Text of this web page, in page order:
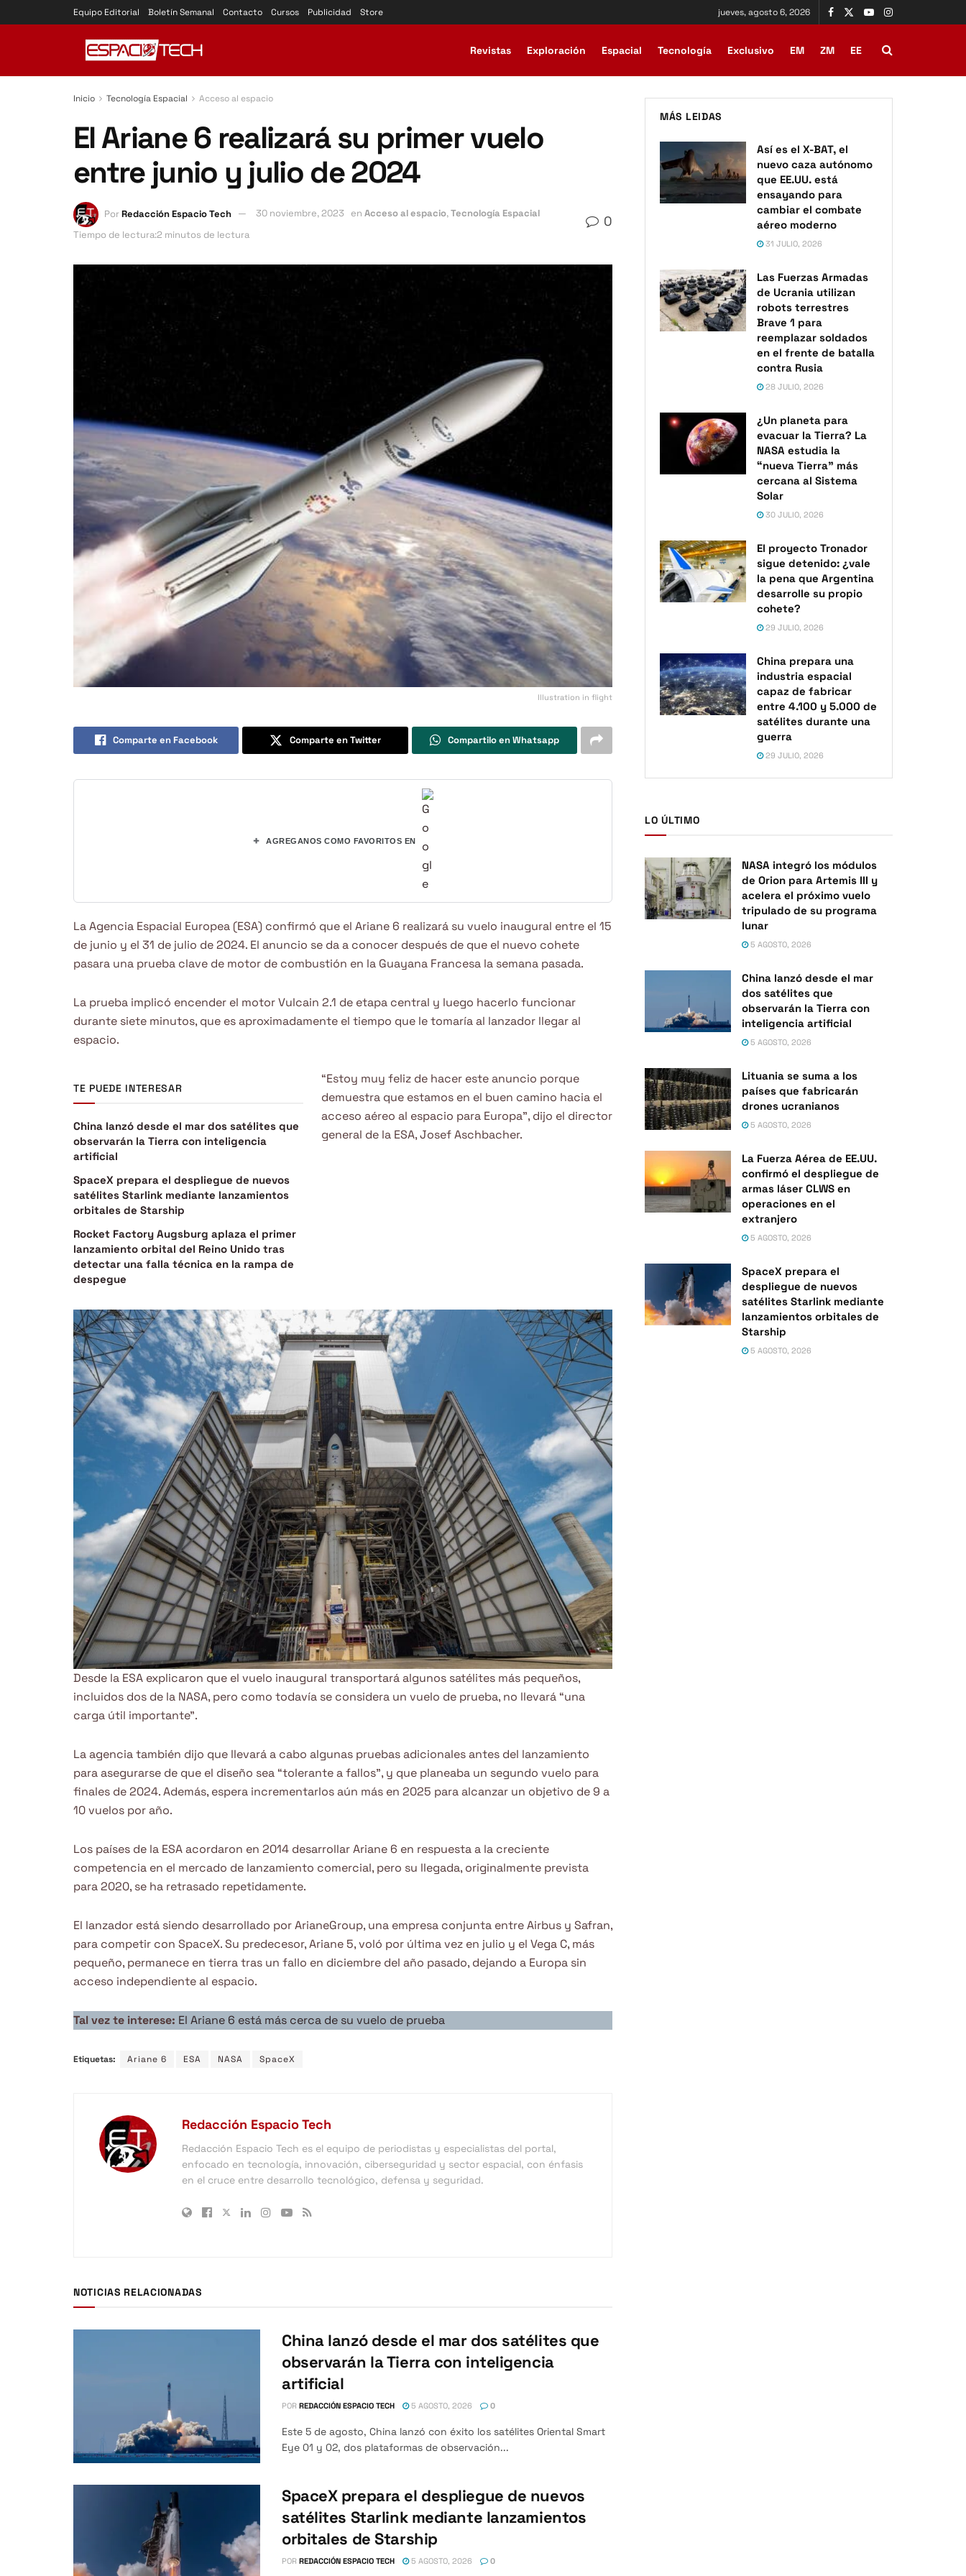
Equipo Editorial Boletín Semanal Contacto Cursos Publicidad Store jueves, agosto 6, 2026
Revistas Exploración Espacial Tecnología Exclusivo EM ZM EE
Inicio Tecnología Espacial Acceso al espacio
El Ariane 6 realizará su primer vuelo
entre junio y julio de 2024
PorRedacción Espacio Tech 30 noviembre, 2023 en Acceso al espacio,Tecnología Espacial
Tiempo de lectura:2 minutos de lectura
0
Illustration in flight
Comparte en Facebook Comparte en Twitter Compartilo en Whatsapp
+ AGREGANOS COMO FAVORITOS EN
La Agencia Espacial Europea (ESA) confirmó que el Ariane 6 realizará su vuelo inaugural entre el 15
de junio y el 31 de julio de 2024. El anuncio se da a conocer después de que el nuevo cohete
pasara una prueba clave de motor de combustión en la Guayana Francesa la semana pasada.
La prueba implicó encender el motor Vulcain 2.1 de etapa central y luego hacerlo funcionar
durante siete minutos, que es aproximadamente el tiempo que le tomaría al lanzador llegar al
espacio.
TE PUEDE INTERESAR
China lanzó desde el mar dos satélites que
observarán la Tierra con inteligencia
artificial
SpaceX prepara el despliegue de nuevos
satélites Starlink mediante lanzamientos
orbitales de Starship
Rocket Factory Augsburg aplaza el primer
lanzamiento orbital del Reino Unido tras
detectar una falla técnica en la rampa de
despegue
“Estoy muy feliz de hacer este anuncio porque
demuestra que estamos en el buen camino hacia el
acceso aéreo al espacio para Europa”, dijo el director
general de la ESA, Josef Aschbacher.
Desde la ESA explicaron que el vuelo inaugural transportará algunos satélites más pequeños,
incluidos dos de la NASA, pero como todavía se considera un vuelo de prueba, no llevará “una
carga útil importante”.
La agencia también dijo que llevará a cabo algunas pruebas adicionales antes del lanzamiento
para asegurarse de que el diseño sea “tolerante a fallos”, y que planeaba un segundo vuelo para
finales de 2024. Además, espera incrementarlos aún más en 2025 para alcanzar un objetivo de 9 a
10 vuelos por año.
Los países de la ESA acordaron en 2014 desarrollar Ariane 6 en respuesta a la creciente
competencia en el mercado de lanzamiento comercial, pero su llegada, originalmente prevista
para 2020, se ha retrasado repetidamente.
El lanzador está siendo desarrollado por ArianeGroup, una empresa conjunta entre Airbus y Safran,
para competir con SpaceX. Su predecesor, Ariane 5, voló por última vez en julio y el Vega C, más
pequeño, permanece en tierra tras un fallo en diciembre del año pasado, dejando a Europa sin
acceso independiente al espacio.
Tal vez te interese: El Ariane 6 está más cerca de su vuelo de prueba
Etiquetas: Ariane 6 ESA NASA SpaceX
Redacción Espacio Tech
Redacción Espacio Tech es el equipo de periodistas y especialistas del portal,
enfocado en tecnología, innovación, ciberseguridad y sector espacial, con énfasis
en el cruce entre desarrollo tecnológico, defensa y seguridad.
NOTICIAS RELACIONADAS
China lanzó desde el mar dos satélites que
observarán la Tierra con inteligencia
artificial
POR REDACCIÓN ESPACIO TECH 5 AGOSTO, 2026 0
Este 5 de agosto, China lanzó con éxito los satélites Oriental Smart
Eye 01 y 02, dos plataformas de observación...
SpaceX prepara el despliegue de nuevos
satélites Starlink mediante lanzamientos
orbitales de Starship
POR REDACCIÓN ESPACIO TECH 5 AGOSTO, 2026 0
MÁS LEIDAS
Así es el X-BAT, el
nuevo caza autónomo
que EE.UU. está
ensayando para
cambiar el combate
aéreo moderno
31 JULIO, 2026
Las Fuerzas Armadas
de Ucrania utilizan
robots terrestres
Brave 1 para
reemplazar soldados
en el frente de batalla
contra Rusia
28 JULIO, 2026
¿Un planeta para
evacuar la Tierra? La
NASA estudia la
“nueva Tierra” más
cercana al Sistema
Solar
30 JULIO, 2026
El proyecto Tronador
sigue detenido: ¿vale
la pena que Argentina
desarrolle su propio
cohete?
29 JULIO, 2026
China prepara una
industria espacial
capaz de fabricar
entre 4.100 y 5.000 de
satélites durante una
guerra
29 JULIO, 2026
LO ÚLTIMO
NASA integró los módulos
de Orion para Artemis III y
acelera el próximo vuelo
tripulado de su programa
lunar
5 AGOSTO, 2026
China lanzó desde el mar
dos satélites que
observarán la Tierra con
inteligencia artificial
5 AGOSTO, 2026
Lituania se suma a los
países que fabricarán
drones ucranianos
5 AGOSTO, 2026
La Fuerza Aérea de EE.UU.
confirmó el despliegue de
armas láser CLWS en
operaciones en el
extranjero
5 AGOSTO, 2026
SpaceX prepara el
despliegue de nuevos
satélites Starlink mediante
lanzamientos orbitales de
Starship
5 AGOSTO, 2026